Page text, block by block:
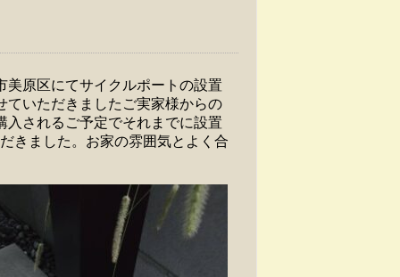
美原区にてサイクルポートの設置
ていただきましたご実家様からの
入されるご予定でそれまでに設置
きました。お家の雰囲気とよく合